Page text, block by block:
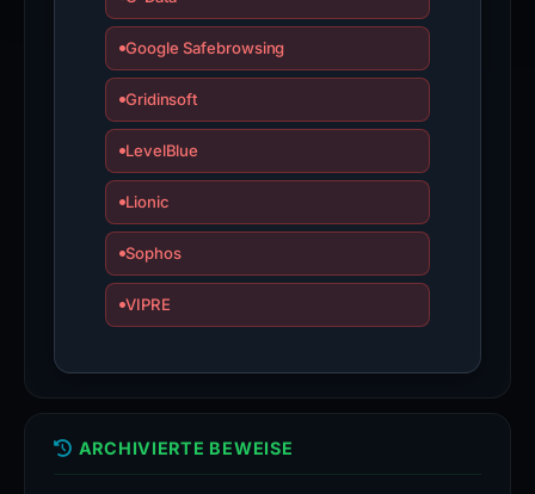
Google Safebrowsing
Gridinsoft
LevelBlue
Lionic
Sophos
VIPRE
ARCHIVIERTE BEWEISE